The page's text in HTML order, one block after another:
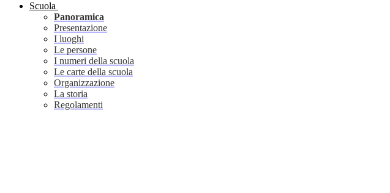
Scuola
Panoramica
Presentazione
I luoghi
Le persone
I numeri della scuola
Le carte della scuola
Organizzazione
La storia
Regolamenti